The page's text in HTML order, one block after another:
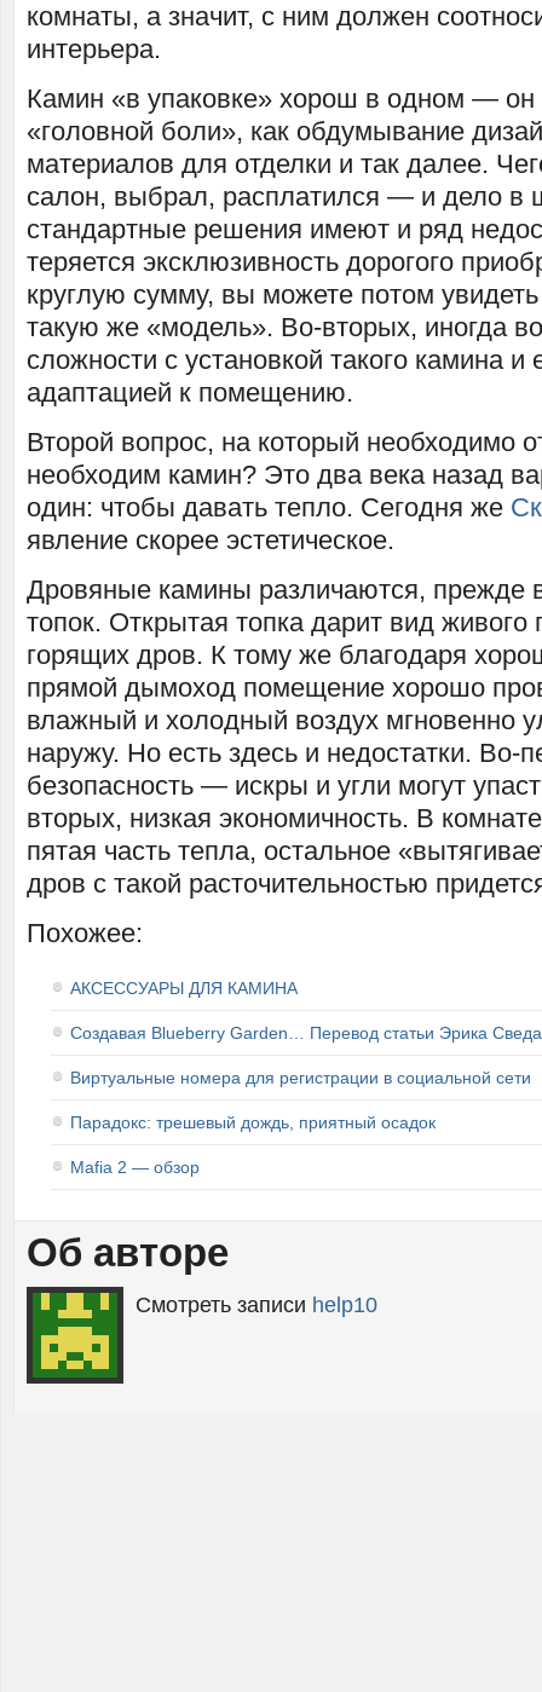
комнаты, а значит, с ним должен
интерьера.
Камин «в упаковке» хорош в одном — он
«головной боли», как обдумывание
материалов для отделки и так далее.
салон, выбрал, расплатился — и дело в
стандартные решения имеют и ряд
теряется эксклюзивность дорогого
круглую сумму, вы можете потом
такую же «модель». Во-вторых, иногда
сложности с установкой такого камина и
адаптацией к помещению.
Второй вопрос, на который необходимо
необходим камин? Это два века назад
один: чтобы давать тепло. Сегодня же
явление скорее эстетическое.
Дровяные камины различаются, прежде
топок. Открытая топка дарит вид
горящих дров. К тому же благодаря
прямой дымоход помещение хорошо
влажный и холодный воздух мгновенно
наружу. Но есть здесь и недостатки. Во-
безопасность — искры и угли могут
вторых, низкая экономичность. В
пятая часть тепла, остальное
дров с такой расточительностью
Похожее:
АКСЕССУАРЫ ДЛЯ КАМИНА
Создавая Blueberry Garden… Перевод статьи Эрика
Виртуальные номера для регистрации в социальной сети
Парадокс: трешевый дождь, приятный осадок
Mafia 2 — обзор
Об авторе
Смотреть записи help10